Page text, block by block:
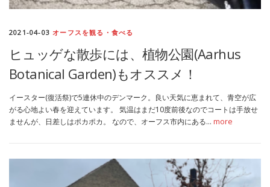
2021-04-03 オーフスを観る・食べる
ヒュッゲな散歩には、植物公園(Aarhus
Botanical Garden)もオススメ！
イースター(復活祭)で5連休中のデンマーク。良い天気に恵まれて、青空が広
がる心地よい春を迎えています。 気温はまだ10度前後なのでコートは手放せ
ませんが、日差しはポカポカ。 なので、オーフス市内にある… more